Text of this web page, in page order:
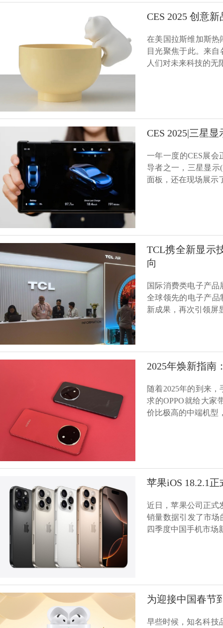
CES 2025 创意
在美国拉斯维加斯热
目光聚焦于此。来
人们对未来科技的
CES 2025|三星
一年一度的CES展
导者之一，三星显示
面板，还在现场展示
TCL携全新显示
向
国际消费类电子产品
全球领先的电子产
新成果，再次引领屏
2025年焕新指南
随着2025年的到来
求的OPPO就给大家
价比极高的中端机型
苹果iOS 18.2.1
近日，苹果公司正式
销量数据引发了市场
四季度中国手机市
为迎接中国春节
早些时候，知名科技